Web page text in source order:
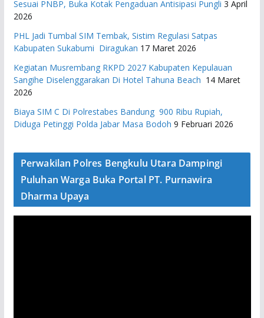
Sesuai PNBP, Buka Kotak Pengaduan Antisipasi Pungli 3 April
2026
PHL Jadi Tumbal SIM Tembak, Sistim Regulasi Satpas
Kabupaten Sukabumi Diragukan 17 Maret 2026
Kegiatan Musrembang RKPD 2027 ​Kabupaten Kepulauan
Sangihe Diselenggarakan Di Hotel Tahuna Beach 14 Maret
2026
Biaya SIM C Di Polrestabes Bandung 900 Ribu Rupiah,
Diduga Petinggi Polda Jabar Masa Bodoh 9 Februari 2026
Perwakilan Polres Bengkulu Utara Dampingi
Puluhan Warga Buka Portal PT. Purnawira
Dharma Upaya